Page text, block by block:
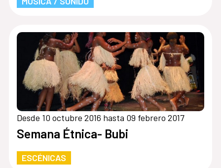
Desde 10 octubre 2016 hasta 09 febrero 2017
Semana Étnica- Bubi
ESCÉNICAS